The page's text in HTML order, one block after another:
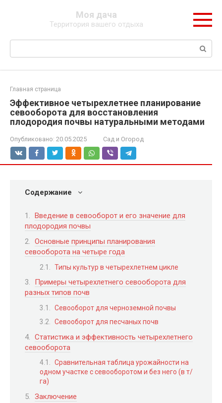
Моя дача
Территория вашего отдыха
Поиск:
Главная страница
Эффективное четырехлетнее планирование
севооборота для восстановления
плодородия почвы натуральными методами
Опубликовано: 20.05.2025 Сад и Огород
Содержание
Введение в севооборот и его значение для
плодородия почвы
Основные принципы планирования
севооборота на четыре года
Типы культур в четырехлетнем цикле
Примеры четырехлетнего севооборота для
разных типов почв
Севооборот для черноземной почвы
Севооборот для песчаных почв
Статистика и эффективность четырехлетнего
севооборота
Сравнительная таблица урожайности на
одном участке с севооборотом и без него (в т/
га)
Заключение